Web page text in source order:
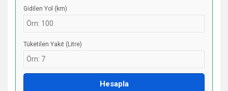
Gidilen Yol (km)
Tüketilen Yakıt (Litre)
Hesapla